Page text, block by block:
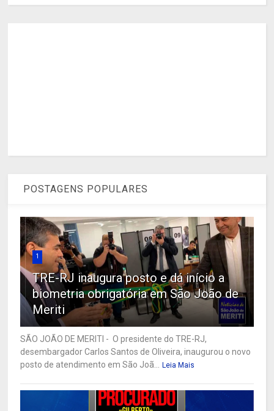
POSTAGENS POPULARES
1
TRE-RJ inaugura posto e dá início a
biometria obrigatória em São João de
Meriti
SÃO JOÃO DE MERITI - O presidente do TRE-RJ,
desembargador Carlos Santos de Oliveira, inaugurou o novo
posto de atendimento em São Joã... Leia Mais